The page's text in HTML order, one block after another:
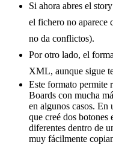
Si ahora abres el
el fichero no aparece
no da conflictos).
Por otro lado, el
XML, aunque sigue
Este formato permite
Boards con mucha
en algunos casos. En
que creé dos botones
diferentes dentro de
muy fácilmente